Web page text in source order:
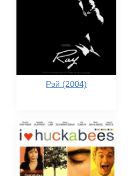
Рэй (2004)